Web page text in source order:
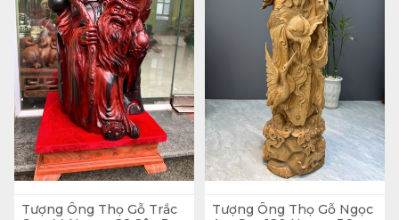
Tượng Ông Thọ Gỗ Trắc
Tượng Ông Thọ Gỗ Ngọc